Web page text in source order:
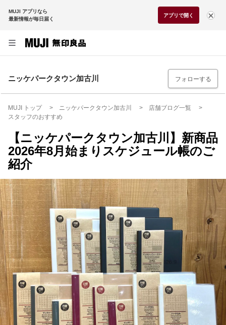
MUJI アプリなら
最新情報が毎日届く
アプリで開く
ニッケパークタウン加古川 フォローする
MUJI トップ ニッケパークタウン加古川
店舗ブログ一覧
スタッフのおすすめ
【ニッケパークタウン加古川】新商品
2026年8月始まりスケジュール帳のご
紹介